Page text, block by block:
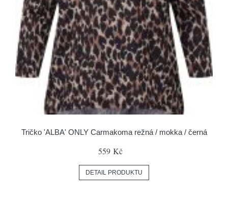
Tričko 'ALBA' ONLY Carmakoma režná / mokka / černá
559 Kč
DETAIL PRODUKTU